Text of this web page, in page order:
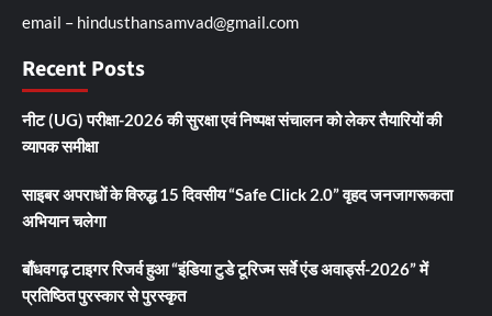
email – hindusthansamvad@gmail.com
Recent Posts
नीट (UG) परीक्षा-2026 की सुरक्षा एवं निष्पक्ष संचालन को लेकर तैयारियों की
व्यापक समीक्षा
साइबर अपराधों के विरुद्ध 15 दिवसीय “Safe Click 2.0” वृहद जनजागरूकता
अभियान चलेगा
बाँधवगढ़ टाइगर रिजर्व हुआ “इंडिया टुडे टूरिज्म सर्वे एंड अवार्ड्स-2026” में
प्रतिष्ठित पुरस्कार से पुरस्कृत